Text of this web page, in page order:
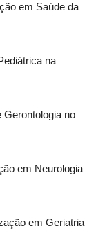
em Saúde da
na
Gerontologia no
em Neurologia
em Geriatria